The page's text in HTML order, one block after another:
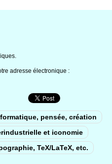
adresse électronique :
pensée, création
et iconomie
TeX/LaTeX, etc.